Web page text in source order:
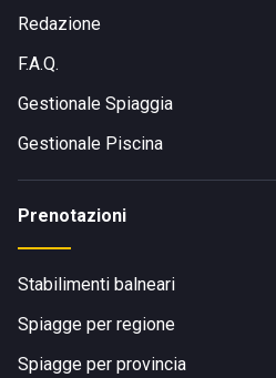
Redazione
F.A.Q.
Gestionale Spiaggia
Gestionale Piscina
Prenotazioni
Stabilimenti balneari
Spiagge per regione
Spiagge per provincia